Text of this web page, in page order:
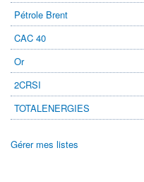
Pétrole Brent
CAC 40
Or
2CRSI
TOTALENERGIES
Gérer mes listes